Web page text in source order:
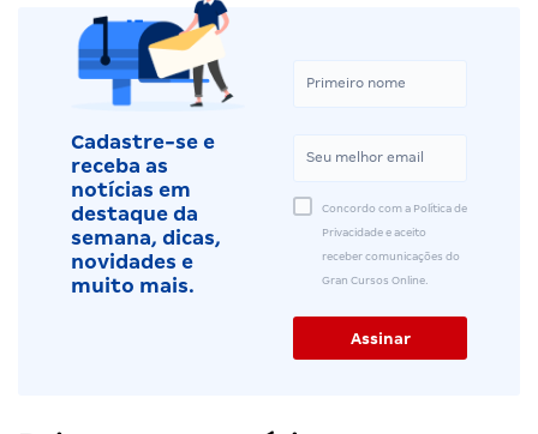
Cadastre-se e
receba as
notícias em
destaque da
semana, dicas,
novidades e
muito mais.
Concordo com a Política de
Privacidade e aceito
receber comunicações do
Gran Cursos Online.